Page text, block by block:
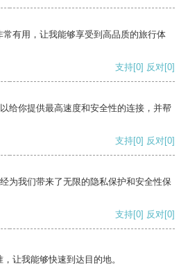
有用，让我能够享受到高品质的旅行体
支持[0] 反对[0]
给你提供最高速度和安全性的连接，并帮
支持[0] 反对[0]
为我们带来了无限的隐私保护和安全性保
支持[0] 反对[0]
让我能够快速到达目的地。